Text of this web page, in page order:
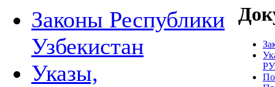
Законы Республики
Узбекистан
Указы,